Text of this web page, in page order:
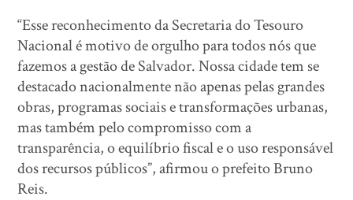
“Esse reconhecimento da Secretaria do Tesouro
Nacional é motivo de orgulho para todos nós que
fazemos a gestão de Salvador. Nossa cidade tem se
destacado nacionalmente não apenas pelas grandes
obras, programas sociais e transformações urbanas,
mas também pelo compromisso com a
transparência, o equilíbrio fiscal e o uso responsável
dos recursos públicos”, afirmou o prefeito Bruno
Reis.